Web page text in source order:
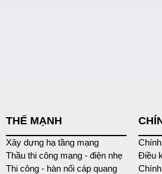
THẾ MẠNH
Xây dựng hạ tầng mạng
Thầu thi công mạng - điện nhẹ
Thi công - hàn nối cáp quang
Điều